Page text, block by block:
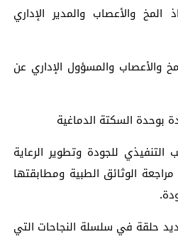
والأعصاب والمدير الإداري
والأعصاب والمسؤول الإداري عن
السكتة الدماغية
التنفيذي للجودة وتطوير الرعاية
الوثائق الطبية ومطابقتها
حلقة في سلسلة النجاحات التي